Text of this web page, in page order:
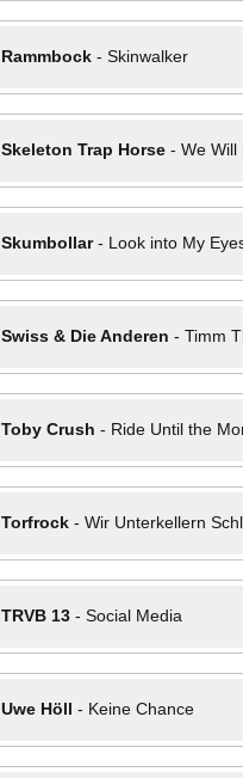
Rammbock- Skinwalker
Skeleton Trap Horse- We Will
Skumbollar- Look into My
Swiss & Die Anderen - Timm
Toby Crush - Ride Until the
Torfrock- Wir Unterkellern
TRVB 13- Social Media
Uwe Höll - Keine Chance